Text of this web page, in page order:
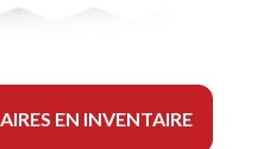
EN INVENTAIRE